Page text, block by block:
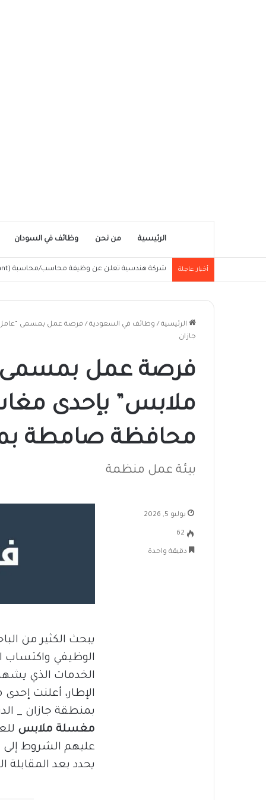
الرئيسية من نحن وظائف في السودان
أخبار عاجلة شركة هندسية تعلن عن وظيفة محاسب/محاسبة (Junior Accountant) للعمل في الخرطوم
الرئيسية / وظائف في السعودية / فرصة عمل بمسمى
جازان
فرصة عمل
ملابس” بإحدى
محافظة صامطة
بيئة عمل منظمة
يبحث الكثير من
الوظيفي
الخدمات الذي
الإطار، أعلنت
بمنطقة جازان _
مغسلة ملابس
عليهم الشروط إلى
يحدد بعد
يوليو 5, 2026
62
دقيقة واحدة